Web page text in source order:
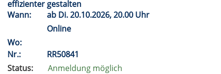
effizienter gestalten
Wann:
ab Di.20.10.2026, 20.00 Uhr
Online
Wo:
Nr.:
RR50841
Status:
Anmeldung möglich